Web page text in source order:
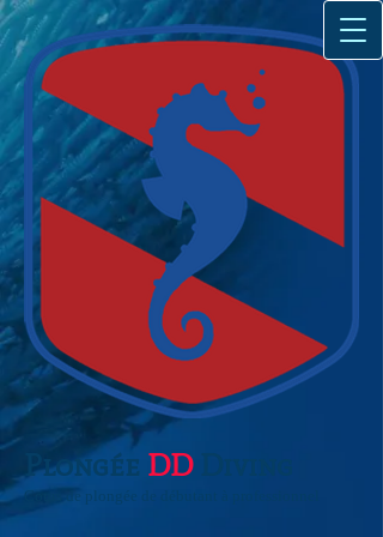
Plongée DDDiving
Cours de plongée de débutant à professionnel